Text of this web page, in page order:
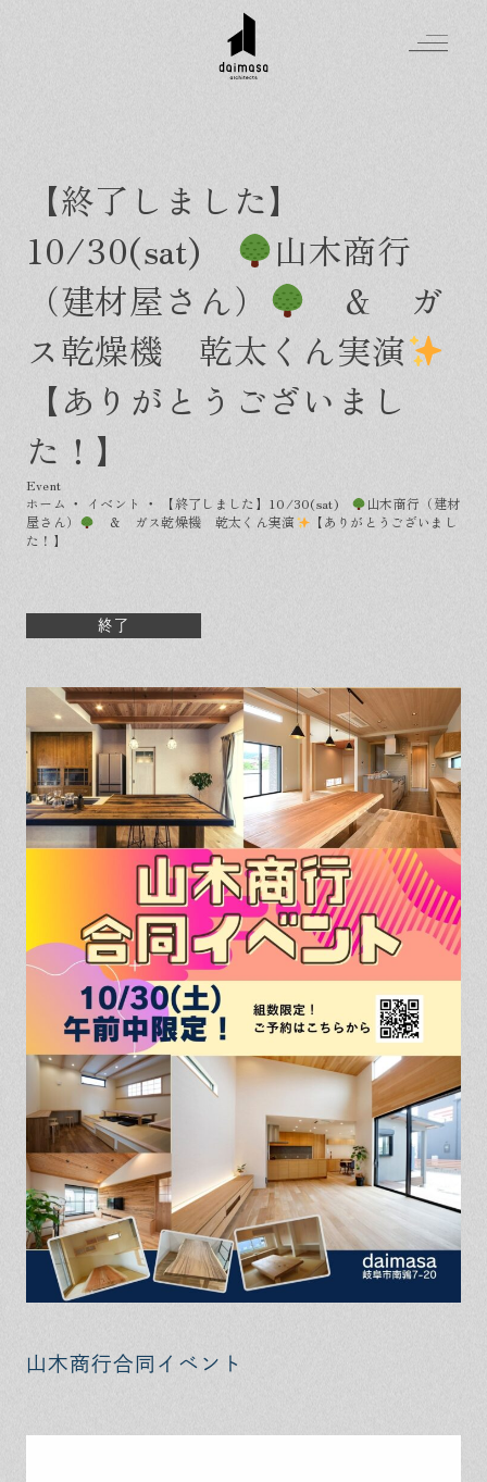
【終了しました】
10/30(sat)
山木商行
（建材屋さん）
＆ ガ
ス乾燥機 乾太くん実演
【ありがとうございまし
た！】
ホーム ・ イベント ・ 【終了しました】10/30(sat)
山木商行（建材
屋さん）
＆ ガス乾燥機 乾太くん実演
【ありがとうございまし
た！】
終了
山木商行合同イベント
Greeting
はじめましての方へ
Made in DAIMASA
私たちの想い
オーダーメイドの住まい
住まいの特性
家づくりの流れ
ヒノキプロジェクト
For customer
施工実績
イベントを探す
気軽に相談会
お客様の声
Topics
Company
スタッフ紹介
採用情報
Contact
資料請求
お問い合わせ
st
ag
ra
m
Fa
ce
bo
ok
LI
N
E
Event